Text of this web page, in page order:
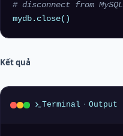
# disconnect from MySQL
Kết quả
Terminal · Output